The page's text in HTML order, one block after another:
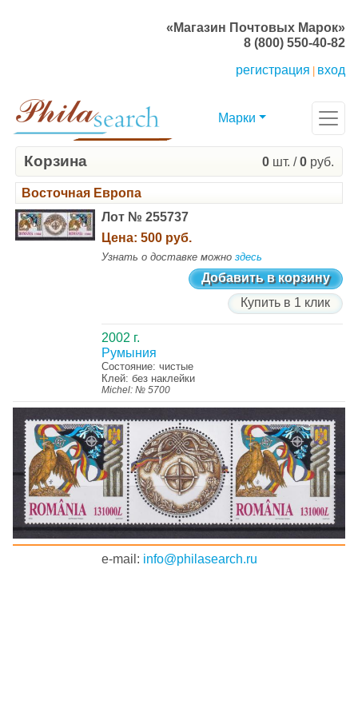
«Магазин Почтовых Марок»
8 (800) 550-40-82
регистрация
вход
Марки
Корзина 0 шт. /0 руб.
Восточная Европа
Лот № 255737
Цена: 500 руб.
Узнать о доставке можно здесь
Добавить в корзину
Купить в 1 клик
2002 г.
Румыния
Состояние: чистые
Клей: без наклейки
Michel: № 5700
e-mail: info@philasearch.ru